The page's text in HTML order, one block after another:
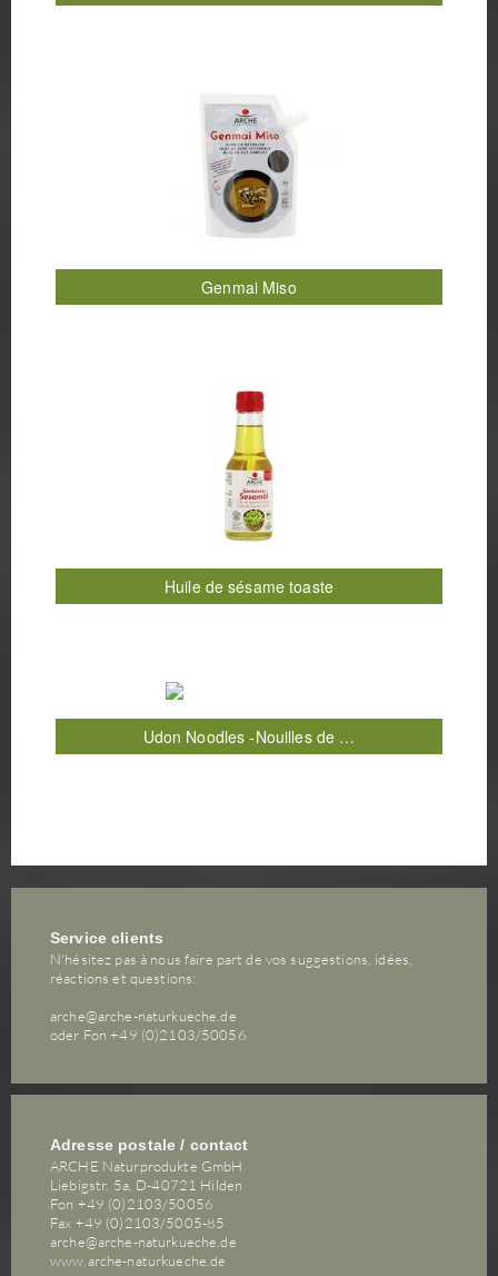
Genmai Miso
Huile de sésame toaste
Udon Noodles -Nouilles de …
Service clients
N'hésitez pas à nous faire part de vos suggestions, idées,
réactions et questions:
arche@arche-naturkueche.de
oder Fon +49 (0)2103/50056
Adresse postale / contact
ARCHE Naturprodukte GmbH
Liebigstr. 5a, D-40721 Hilden
Fon +49 (0)2103/50056
Fax +49 (0)2103/5005-85
arche@arche-naturkueche.de
www.arche-naturkueche.de